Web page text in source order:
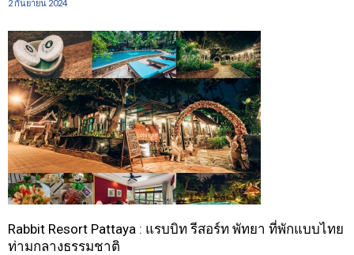
2 กันยายน 2024
Rabbit Resort Pattaya : แรบบิท รีสอร์ท พัทยา ที่พักแบบไทย
ท่ามกลางธรรมชาติ